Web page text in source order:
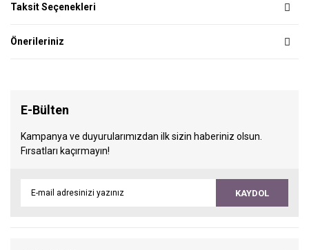
Taksit Seçenekleri
Önerileriniz
E-Bülten
Kampanya ve duyurularımızdan ilk sizin haberiniz olsun.
Fırsatları kaçırmayın!
KAYDOL